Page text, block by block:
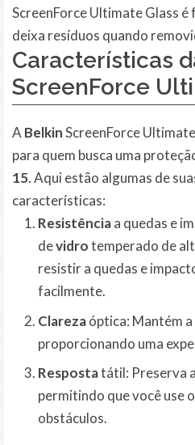
ScreenForce Ultimate Glass é
deixa resíduos quando
Características
ScreenForce
ABelkinScreenForce
para quem busca uma
15. Aqui estão algumas de
características:
Resistênciaa quedas e
devidrotemperado de
resistir a quedas e
facilmente.
Clarezaóptica: Mantém
proporcionando uma
Respostatátil: Preserva
permitindo que você use o
obstáculos.